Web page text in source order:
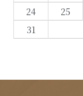
24
25
31